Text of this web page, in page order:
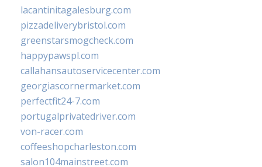
lacantinitagalesburg.com
pizzadeliverybristol.com
greenstarsmogcheck.com
happypawspl.com
callahansautoservicecenter.com
georgiascornermarket.com
perfectfit24-7.com
portugalprivatedriver.com
von-racer.com
coffeeshopcharleston.com
salon104mainstreet.com